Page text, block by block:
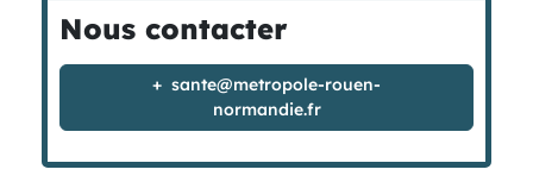
Nous contacter
sante@metropole-rouen-
normandie.fr